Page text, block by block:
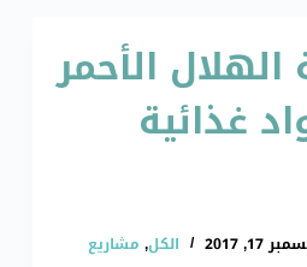
الأحمر
غذائية
17, 2017 الكل, مشاريع